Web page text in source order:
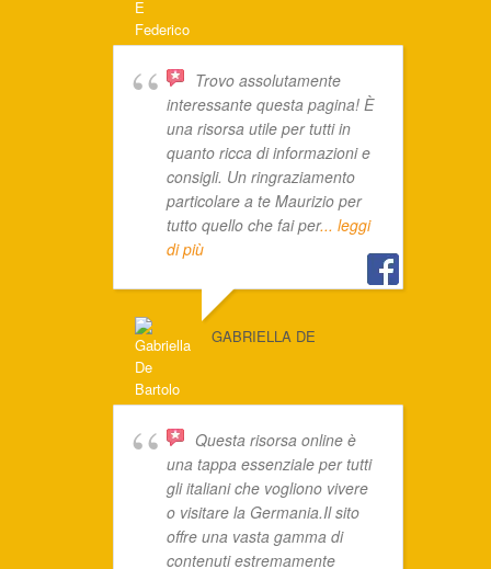
Trovo assolutamente
interessante questa pagina! È
una risorsa utile per tutti in
quanto ricca di informazioni e
consigli. Un ringraziamento
particolare a te Maurizio per
tutto quello che fai per... leggi
di più
GABRIELLA DE
Questa risorsa online è
una tappa essenziale per tutti
gli italiani che vogliono vivere
o visitare la Germania.Il sito
offre una vasta gamma di
contenuti estremamente